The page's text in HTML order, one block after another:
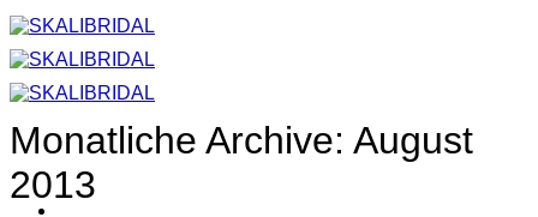
Zum
Inhalt
springen
Monatliche Archive: August
2013